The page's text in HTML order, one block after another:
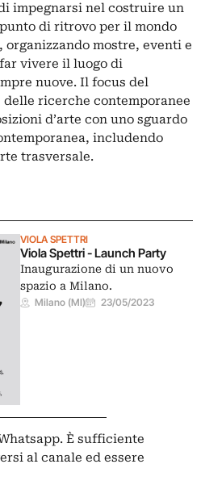
impegnarsi nel costruire un
di ritrovo per il mondo
organizzando mostre, eventi e
vivere il luogo di
nuove. Il focus del
ricerche contemporanee
d’arte con uno sguardo
includendo
trasversale.
VIOLA SPETTRI
Viola Spettri - Launch Party
Inaugurazione di un nuovo
spazio a Milano.
Milano (MI) 23/05/2023
È sufficiente
al canale ed essere